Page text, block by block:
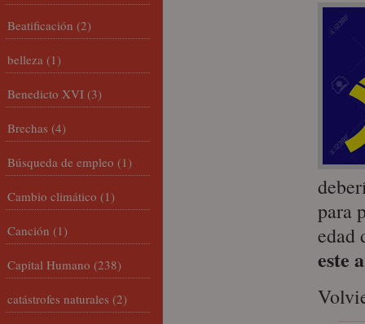
para
edad
este
Beatificación (2)
belleza (1)
Benedicto XVI (3)
Brechas (4)
Búsqueda de empleo (1)
Cambio climático (1)
Canción (1)
Capital Humano (238)
catástrofes naturales (2)